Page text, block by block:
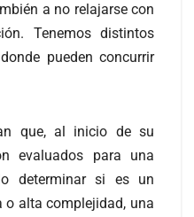
a no relajarse con
Tenemos distintos
pueden concurrir
que, al inicio de su
evaluados para una
determinar si es un
o alta complejidad, una